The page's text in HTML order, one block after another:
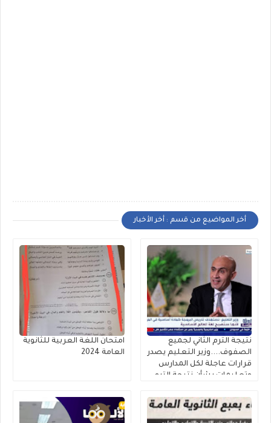
أخر المواضيع من قسم : أخر الأخبار
نتيجة الترم الثاني لجميع
الصفوف....وزير التعليم يصدر
قرارات عاجلة لكل المدارس
وتعليمات بشأن نتيجة الترم
امتحان اللغة العربية للثانوية
العامة 2024